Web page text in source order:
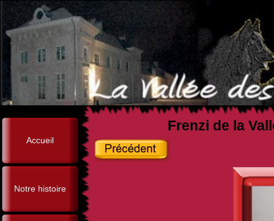
Accueil
Notre histoire
Frenzi de la